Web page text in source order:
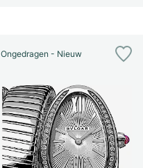
Ongedragen - Nieuw